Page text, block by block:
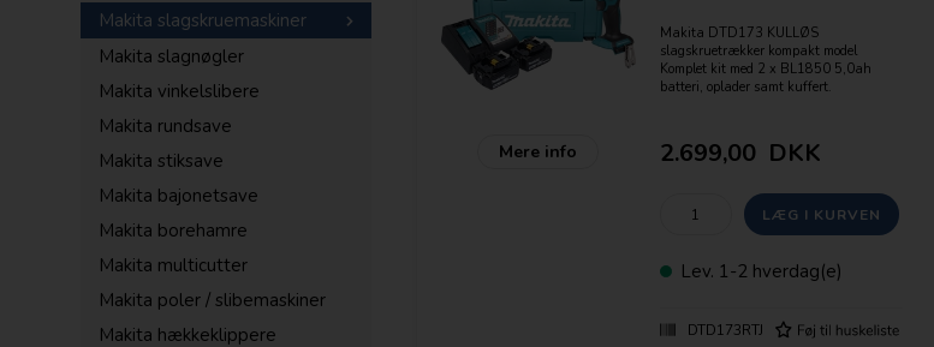
Makita slagskruemaskiner
Makita slagnøgler
Makita vinkelslibere
Makita rundsave
Makita stiksave
Makita bajonetsave
Makita borehamre
Makita multicutter
Makita poler / slibemaskiner
Makita hækkeklippere
Mere info
Makita DTD173 KULLØS
slagskruetrækker kompakt model
Komplet kit med 2 x BL1850 5,0ah
batteri, oplader samt kuffert.
kulløs motor med 180 nm!
Drejningsmoment - max. 180 Nm.
Slag/min - 0-3800
Leveres som løs enhed uden batterier og
2.699,00DKK
Lev. 1-2 hverdag(e)
DTD173RTJ